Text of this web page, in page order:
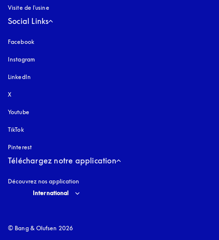
Visite de l'usine
Social Links
Facebook
Instagram
LinkedIn
X
Youtube
TikTok
Pinterest
Téléchargez notre application
Découvrez nos application
Select country and language
International
© Bang & Olufsen 2026